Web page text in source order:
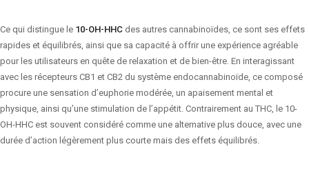
Ce qui distingue le 10-OH-HHC des autres cannabinoïdes, ce sont ses effets
rapides et équilibrés, ainsi que sa capacité à offrir une expérience agréable
pour les utilisateurs en quête de relaxation et de bien-être. En interagissant
avec les récepteurs CB1 et CB2 du système endocannabinoïde, ce composé
procure une sensation d’euphorie modérée, un apaisement mental et
physique, ainsi qu’une stimulation de l’appétit. Contrairement au THC, le 10-
OH-HHC est souvent considéré comme une alternative plus douce, avec une
durée d’action légèrement plus courte mais des effets équilibrés.